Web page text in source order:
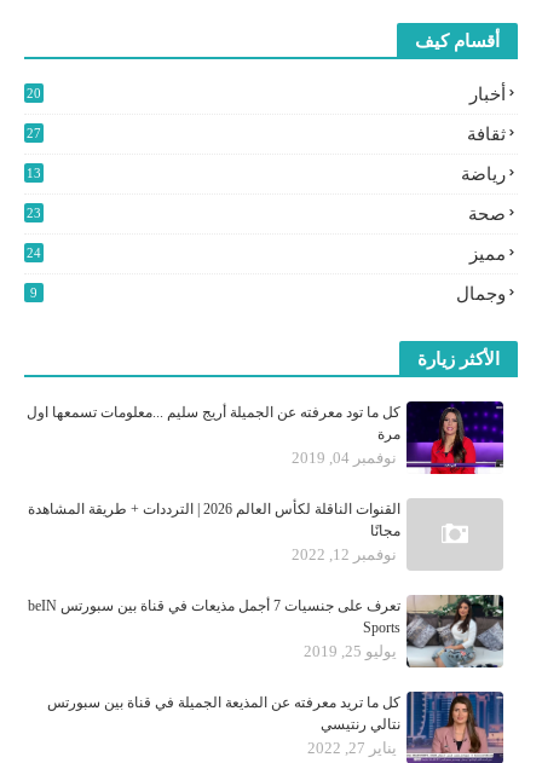
أقسام كيف
أخبار
20
ثقافة
27
رياضة
13
صحة 23
مميز
24
وجمال 9
الأكثر زيارة
كل ما تود معرفته عن الجميلة أريج سليم ...معلومات تسمعها اول
مرة
نوفمبر 04, 2019
القنوات الناقلة لكأس العالم 2026 | الترددات + طريقة المشاهدة
مجانًا
نوفمبر 12, 2022
تعرف على جنسيات 7 أجمل مذيعات في قناة بين سبورتس beIN
Sports
يوليو 25, 2019
كل ما تريد معرفته عن المذيعة الجميلة في قناة بين سبورتس
نتالي رنتيسي
يناير 27, 2022